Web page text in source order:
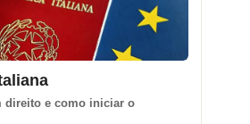
direito e como iniciar o